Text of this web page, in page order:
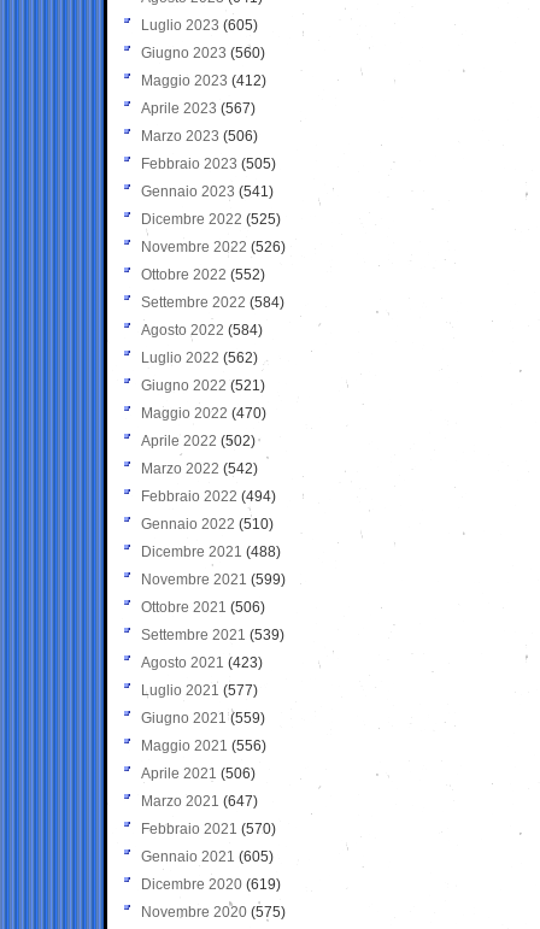
Luglio 2023 (605)
Giugno 2023 (560)
Maggio 2023 (412)
Aprile 2023 (567)
Marzo 2023 (506)
Febbraio 2023 (505)
Gennaio 2023 (541)
Dicembre 2022 (525)
Novembre 2022 (526)
Ottobre 2022 (552)
Settembre 2022 (584)
Agosto 2022 (584)
Luglio 2022 (562)
Giugno 2022 (521)
Maggio 2022 (470)
Aprile 2022 (502)
Marzo 2022 (542)
Febbraio 2022 (494)
Gennaio 2022 (510)
Dicembre 2021 (488)
Novembre 2021 (599)
Ottobre 2021 (506)
Settembre 2021 (539)
Agosto 2021 (423)
Luglio 2021 (577)
Giugno 2021(559)
Maggio 2021 (556)
Aprile 2021 (506)
Marzo 2021 (647)
Febbraio 2021 (570)
Gennaio 2021 (605)
Dicembre 2020 (619)
Novembre 2020 (575)